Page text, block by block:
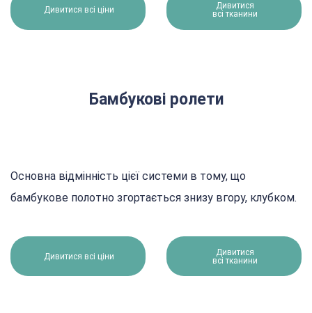
Дивитися всі ціни
Дивитися
всі тканини
Бамбукові ролети
Основна відмінність цієї системи в тому, що
бамбукове полотно згортається знизу вгору, клубком.
Дивитися всі ціни
Дивитися
всі тканини